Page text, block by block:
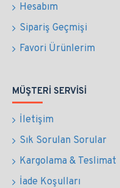
Hesabım
Sipariş Geçmişi
Favori Ürünlerim
MÜŞTERI SERVISI
İletişim
Sık Sorulan Sorular
Kargolama & Teslimat
İade Koşulları